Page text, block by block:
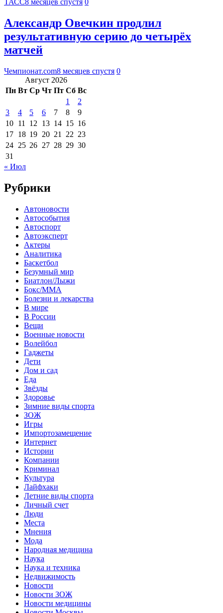
ТАСС8 месяцев спустя 0
Александр Овечкин продлил
результативную серию до четырёх
матчей
Чемпионат.com8 месяцев спустя 0
Август 2026
Пн Вт Ср Чт Пт Сб Вс
1
2
3
4 5 6 7 8
9
10 11 12 13 14 15 16
17 18 19 20 21 22 23
24 25 26 27 28 29 30
31
« Июл
Рубрики
Автоновости
Автособытия
Автоспорт
Автоэксперт
Актеры
Аналитика
Баскетбол
Безумный мир
Биатлон/Лыжи
Бокс/MMA
Болезни и лекарства
В мире
В России
Вещи
Военные новости
Волейбол
Гаджеты
Дети
Дом и сад
Еда
Звёзды
Здоровье
Зимние виды спорта
ЗОЖ
Игры
Импортозамещение
Интернет
Истории
Компании
Криминал
Культура
Лайфхаки
Летние виды спорта
Личный счет
Люди
Места
Мнения
Мода
Народная медицина
Наука
Наука и техника
Недвижимость
Новости
Новости ЗОЖ
Новости медицины